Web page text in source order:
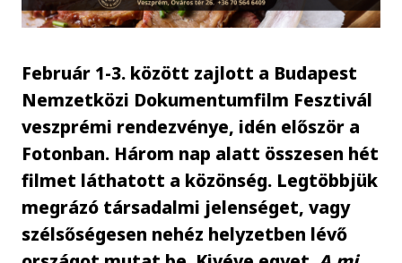
Február 1-3. között zajlott a Budapest
Nemzetközi Dokumentumfilm Fesztivál
veszprémi rendezvénye, idén először a
Fotonban. Három nap alatt összesen hét
filmet láthatott a közönség. Legtöbbjük
megrázó társadalmi jelenséget, vagy
szélsőségesen nehéz helyzetben lévő